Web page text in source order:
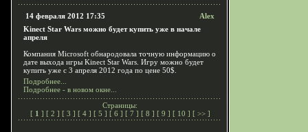
14 февраля 2012 17:35
Alex
Kinect Star Wars можно будет купить уже в начале
апреля
Компания Microsoft обнародовала точную информацию о
дате выхода игры Kinect Star Wars. Игру можно будет
купить уже с 3 апреля 2012 года по цене 50$.
Подробнее...
Подробнее - в новом окне...
Страницы:
[ 1 ] [ 2 ] [ 3 ] [ 4 ] [ 5 ] [ 6 ] [ 7 ] [ 8 ] [ 9 ] [ 10 ] [ >> ]